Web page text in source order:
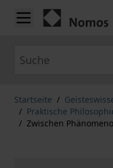
Zum Inhalt springen
Startseite /
/ Praktische
/ Zwischen